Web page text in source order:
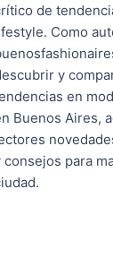
de
Como
y
en
Buenos Aires,
consejos para